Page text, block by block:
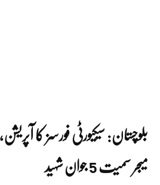
میجر سمیت 5 جوان شہید